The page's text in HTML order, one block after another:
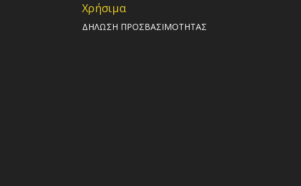
Χρήσιμα
ΔΗΛΩΣΗ ΠΡΟΣΒΑΣΙΜΟΤΗΤΑΣ